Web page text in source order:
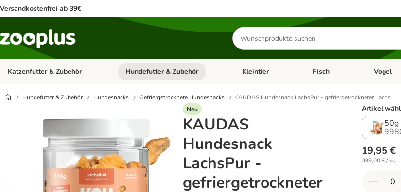
Versandkostenfrei ab 39€
Produkte
suchen
Katzenfutter & Zubehör Kategorie-Menü öffnen: Katzenfutter & Zubehör
Hundefutter & Zubehör Kategorie-Menü öffnen: Hundefutter & Zubehör
Kleintier Kategorie-Menü öffnen: Kleintier
Fisch Vogel
Hundefutter & Zubehör Hundesnacks Gefriergetrocknete Hundesnacks
KAUDAS Hundesnack LachsPur - gefriergetrockneter Lachs
Neu
KAUDAS
Hundesnack
LachsPur -
gefriergetrockneter
Artikel
50g
19,95 €
399,00 € / kg